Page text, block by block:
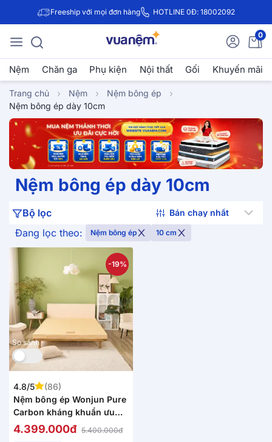
Freeship với mọi đơn hàng HOTLINE 0Đ: 18002092
0
Nệm Chăn ga Phụ kiện Nội thất Gối Khuyến mãi
Trang chủ Nệm
Nệm bông ép
Nệm bông ép dày 10cm
Nệm bông ép dày 10cm
Đang lọc theo: Nệm bông ép 10 cm
Bộ lọc
So sánh
-19%
4.8/5
(86)
Nệm bông ép Wonjun Pure
Carbon kháng khuẩn ưu
việt dày 10cm gấp 2
4.399.000đ 5.400.000đ